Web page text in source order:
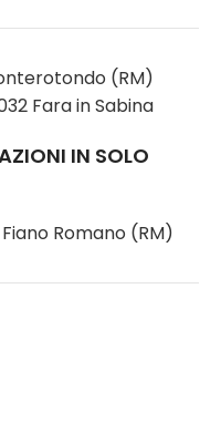
(RM)
Fara in Sabina
IN SOLO
Romano (RM)